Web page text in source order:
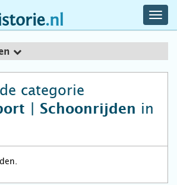
categorie
| Schoonrijden in